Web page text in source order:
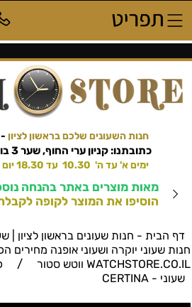
חנות השעונים שלכם בראשון לציון -
כתובתנו: קניון ערי החוף, שער 3 בוויז > מזל אליעזר 12
ימים א' עד ה' 10.30 עד 18.30 יום ו' 10.30 עד 13.00
מאות מוצרים באתר בהנחה
הוסיפו את המוצר לקופה
דף הבית - חנות שעונים בראשון לציון |
חנות שעוני יוקרה ושעוני אופנה מחירים
WATCHSTORE.CO.IL ווטש סטור
/
שעוני - CERTINA